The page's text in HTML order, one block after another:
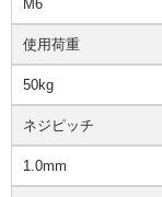
M6
使用荷重
50kg
ネジピッチ
1.0mm